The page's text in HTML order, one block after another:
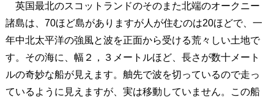
英国最北のスコットランドのそのまた北端のオークニー
諸島は、70ほど島がありますが人が住むのは20ほどで、一
年中北太平洋の強風と波を正面から受ける荒々しい土地で
す。その海に、幅２，３メートルほど、長さが数十メート
ルの奇妙な船が見えます。舳先で波を切っているので走っ
ているように見えますが、実は移動していません。この船